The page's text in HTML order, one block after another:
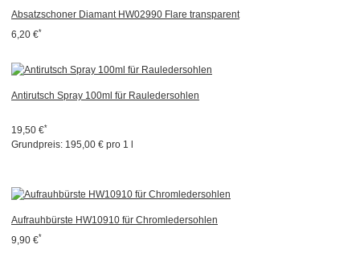
Absatzschoner Diamant HW02990 Flare transparent
6,20 €*
Antirutsch Spray 100ml für Rauledersohlen
19,50 €*
Grundpreis: 195,00 € pro 1 l
Aufrauhbürste HW10910 für Chromledersohlen
9,90 €*